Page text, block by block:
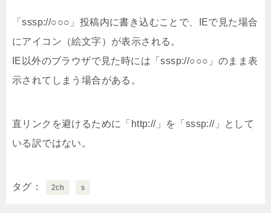
「sssp://○○○」投稿内に書き込むことで、IEで見た場合
にアイコン（絵文字）が表示される。
IE以外のブラウザで見た時には「sssp://○○○」のまま表
示されてしまう場合がある。
直リンクを避けるために「http://」を「sssp://」として
いる訳ではない。
タグ 2ch s